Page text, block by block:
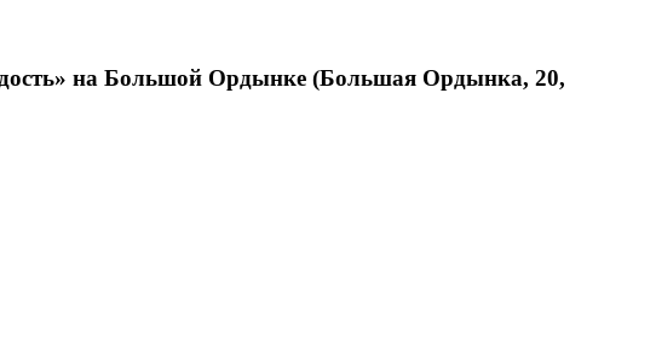
на Большой Ордынке (Большая Ордынка, 20,